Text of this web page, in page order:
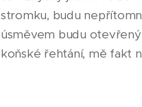
stromku, budu
úsměvem budu
koňské řehtání, mě fakt